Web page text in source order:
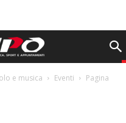
e musica Eventi
Pagina